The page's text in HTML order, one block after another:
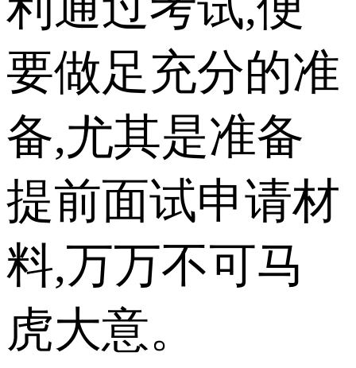
要做足充分的准
备,尤其是准备
提前面试申请材
料,万万不可马
虎大意。